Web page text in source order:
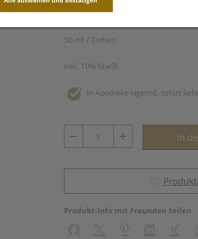
50 ml / Einheit
inkl. 10% MwSt.
In Apotheke lagernd, sofort
In
Produkt-Info mit Freunden teilen